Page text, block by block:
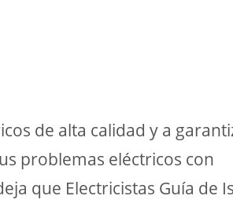
de alta calidad y a
problemas eléctricos con
que Electricistas Guía de